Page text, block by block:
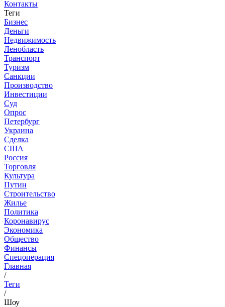
Контакты
Теги
Бизнес
Деньги
Недвижимость
Ленобласть
Транспорт
Туризм
Санкции
Производство
Инвестиции
Суд
Опрос
Петербург
Украина
Сделка
США
Россия
Торговля
Культура
Путин
Строительство
Жилье
Политика
Коронавирус
Экономика
Общество
Финансы
Спецоперация
Главная
/
Теги
/
Шоу